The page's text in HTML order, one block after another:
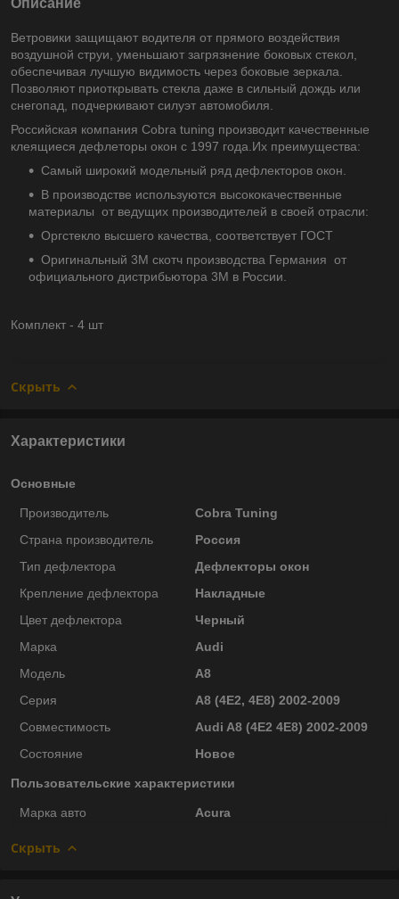
Ветровики защищают водителя от прямого воздействия
воздушной струи, уменьшают загрязнение боковых стекол,
обеспечивая лучшую видимость через боковые зеркала.
Позволяют приоткрывать стекла даже в сильный дождь или
снегопад, подчеркивают силуэт автомобиля.
Российская компания Cobra tuning производит качественные
клеящиеся дефлеторы окон с 1997 года.Их преимущества:
Самый широкий модельный ряд дефлекторов окон.
В производстве используются высококачественные
материалы от ведущих производителей в своей отрасли:
Оргстекло высшего качества, соответствует ГОСТ
Оригинальный 3М скотч производства Германия от
официального дистрибьютора 3М в России.
Комплект - 4 шт
Скрыть
Характеристики
Основные
Производитель
Cobra Tuning
Страна производитель
Россия
Тип дефлектора
Дефлекторы окон
Крепление дефлектора
Накладные
Цвет дефлектора
Черный
Марка
Audi
Модель
A8
Серия
A8 (4E2, 4E8) 2002-2009
Совместимость
Audi A8 (4E2 4E8) 2002-2009
Состояние
Новое
Пользовательские характеристики
Марка авто Acura
Скрыть